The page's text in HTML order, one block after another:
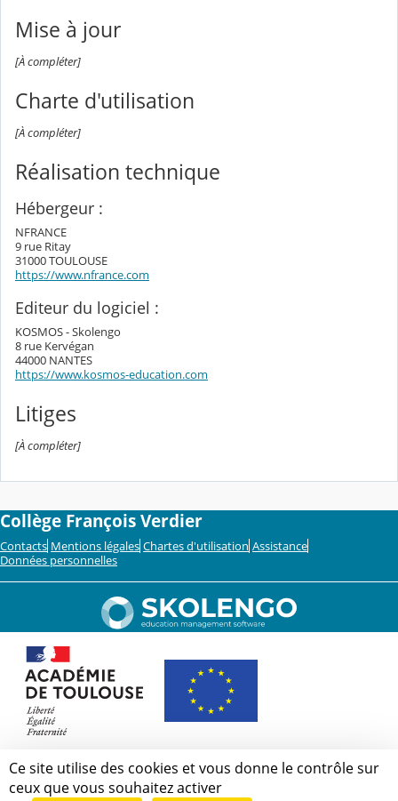
Mise à jour
[À compléter]
Charte d'utilisation
[À compléter]
Réalisation technique
Hébergeur :
NFRANCE
9 rue Ritay
31000 TOULOUSE
https://www.nfrance.com
Editeur du logiciel :
KOSMOS - Skolengo
8 rue Kervégan
44000 NANTES
https://www.kosmos-education.com
Litiges
[À compléter]
Collège François Verdier
Contacts Mentions légales Chartes d'utilisation Assistance
Données personnelles
Ce site utilise des cookies et vous donne le contrôle sur
ceux que vous souhaitez activer